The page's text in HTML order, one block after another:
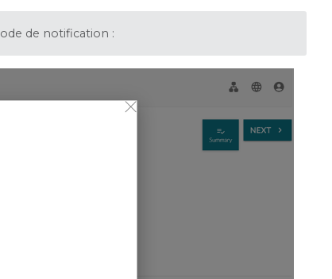
de notification :